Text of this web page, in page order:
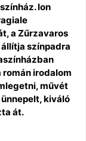
Ion
a Zűrzavaros
színpadra
román irodalom
művét
kiváló
át.